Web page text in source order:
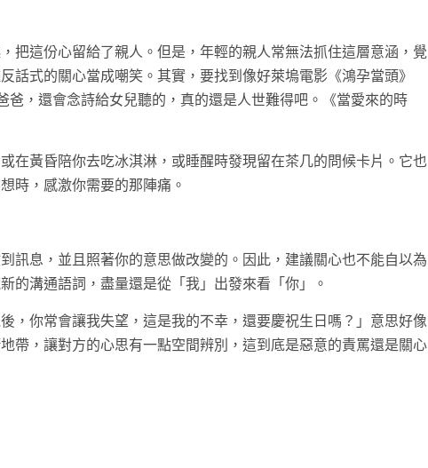
把這份心留給了親人。但是，年輕的親人常無法抓住這層意涵，覺
話式的關心當成嘲笑。其實，要找到像好萊塢電影《鴻孕當頭》
，還會念詩給女兒聽的，真的還是人世難得吧。《當愛來的時
在黃昏陪你去吃冰淇淋，或睡醒時發現留在茶几的問候卡片。它也
時，感激你需要的那陣痛。
訊息，並且照著你的意思做改變的。因此，建議關心也不能自以為
的溝通語詞，盡量還是從「我」出發來看「你」。
，你常會讓我失望，這是我的不幸，還要慶祝生日嗎？」意思好像
帶，讓對方的心思有一點空間辨別，這到底是惡意的責罵還是關心